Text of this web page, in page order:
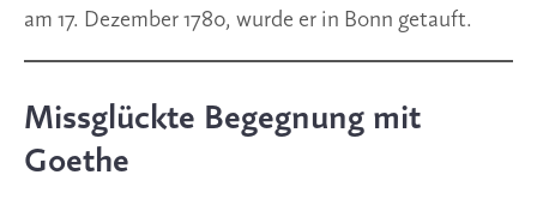
am 17. Dezember 1780, wurde er in Bonn getauft.
Missglückte Begegnung mit
Goethe